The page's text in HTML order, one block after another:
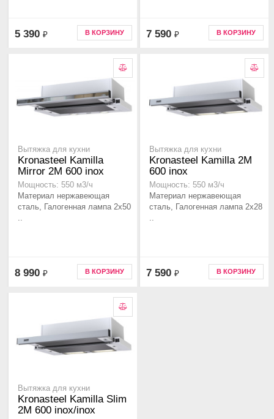
5 390 ₽ В КОРЗИНУ 7 590 ₽ В КОРЗИНУ
Вытяжка для кухни
Kronasteel Kamilla
Mirror 2M 600 inox
Мощность: 550 м3/ч
Материал нержавеющая
сталь, Галогенная лампа 2x50
..
8 990 ₽ В КОРЗИНУ
Вытяжка для кухни
Kronasteel Kamilla 2M
600 inox
Мощность: 550 м3/ч
Материал нержавеющая
сталь, Галогенная лампа 2x28
..
7 590 ₽ В КОРЗИНУ
Вытяжка для кухни
Kronasteel Kamilla Slim
2M 600 inox/inox